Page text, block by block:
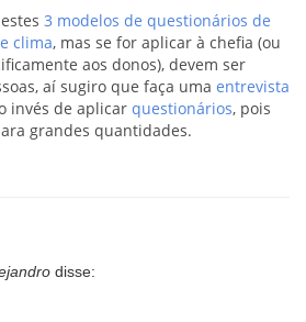
3 modelos de questionários de
clima, mas se for aplicar à chefia (ou
aos donos), devem ser
aí sugiro que faça uma entrevista
invés de aplicar questionários, pois
grandes quantidades.
disse: